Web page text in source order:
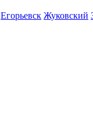
Егорьевск Жуковский